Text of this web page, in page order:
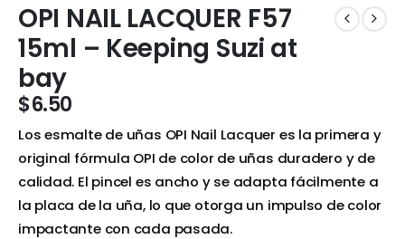
OPI NAIL LACQUER F57
15ml – Keeping Suzi at
bay
$6.50
Los esmalte de uñas OPI Nail Lacquer es la primera y
original fórmula OPI de color de uñas duradero y de
calidad. El pincel es ancho y se adapta fácilmente a
la placa de la uña, lo que otorga un impulso de color
impactante con cada pasada.